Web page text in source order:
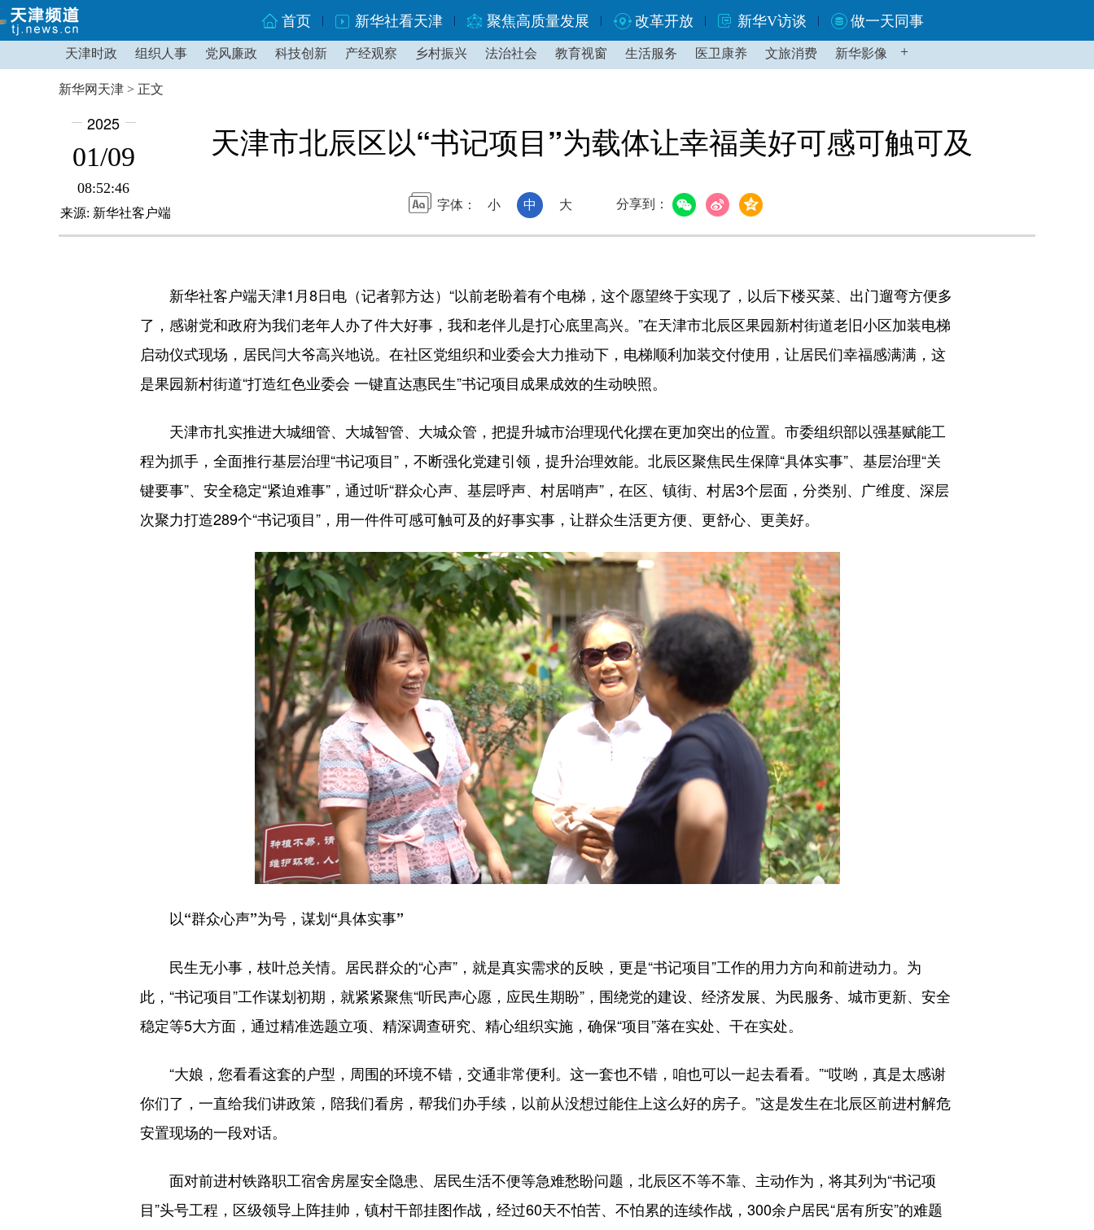
首页 新华社看天津 聚焦高质量发展 改革开放 新华V访谈 做一天同事
天津时政 组织人事 党风廉政 科技创新 产经观察 乡村振兴 法治社会 教育视窗 生活服务 医卫康养 文旅消费 新华影像 +
新华网天津 > 正文
2025
01/09
08:52:46
来源: 新华社客户端
天津市北辰区以“书记项目”为载体让幸福美好可感可触可及
字体： 小 中 大 分享到：
新华社客户端天津1月8日电（记者郭方达）“以前老盼着有个电梯，这个愿望终于实现了，以后下楼买菜、出门遛弯方便多
了，感谢党和政府为我们老年人办了件大好事，我和老伴儿是打心底里高兴。”在天津市北辰区果园新村街道老旧小区加装电梯
启动仪式现场，居民闫大爷高兴地说。在社区党组织和业委会大力推动下，电梯顺利加装交付使用，让居民们幸福感满满，这
是果园新村街道“打造红色业委会 一键直达惠民生”书记项目成果成效的生动映照。
天津市扎实推进大城细管、大城智管、大城众管，把提升城市治理现代化摆在更加突出的位置。市委组织部以强基赋能工
程为抓手，全面推行基层治理“书记项目”，不断强化党建引领，提升治理效能。北辰区聚焦民生保障“具体实事”、基层治理“关
键要事”、安全稳定“紧迫难事”，通过听“群众心声、基层呼声、村居哨声”，在区、镇街、村居3个层面，分类别、广维度、深层
次聚力打造289个“书记项目”，用一件件可感可触可及的好事实事，让群众生活更方便、更舒心、更美好。
以“群众心声”为号，谋划“具体实事”
民生无小事，枝叶总关情。居民群众的“心声”，就是真实需求的反映，更是“书记项目”工作的用力方向和前进动力。为
此，“书记项目”工作谋划初期，就紧紧聚焦“听民声心愿，应民生期盼”，围绕党的建设、经济发展、为民服务、城市更新、安全
稳定等5大方面，通过精准选题立项、精深调查研究、精心组织实施，确保“项目”落在实处、干在实处。
“大娘，您看看这套的户型，周围的环境不错，交通非常便利。这一套也不错，咱也可以一起去看看。”“哎哟，真是太感谢
你们了，一直给我们讲政策，陪我们看房，帮我们办手续，以前从没想过能住上这么好的房子。”这是发生在北辰区前进村解危
安置现场的一段对话。
面对前进村铁路职工宿舍房屋安全隐患、居民生活不便等急难愁盼问题，北辰区不等不靠、主动作为，将其列为“书记项
目”头号工程，区级领导上阵挂帅，镇村干部挂图作战，经过60天不怕苦、不怕累的连续作战，300余户居民“居有所安”的难题